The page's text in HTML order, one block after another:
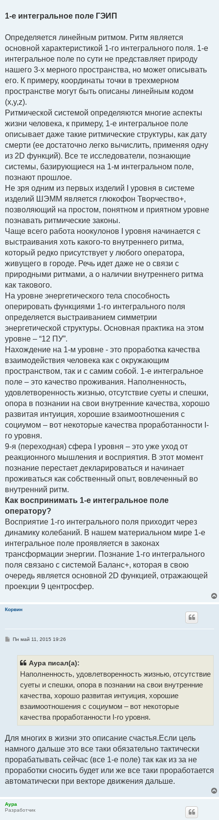
1-е интегральное поле ГЭИП
Определяется линейным ритмом. Ритм является
основной характеристикой 1-го интегрального поля. 1-е
интегральное поле по сути не представляет природу
нашего 3-х мерного пространства, но может описывать
его. К примеру, координаты точки в трехмерном
пространстве могут быть описаны линейным кодом
(x,y,z).
Ритмической системой определяются многие аспекты
жизни человека, к примеру, 1-е интегральное поле
описывает даже такие ритмические структуры, как дату
смерти (ее достаточно легко вычислить, применяя одну
из 2D функций). Все те исследователи, познающие
системы, базирующиеся на 1-м интегральном поле,
познают прошлое.
Не зря одним из первых изделий I уровня в системе
изделий ШЭММ является глюкофон Творчество+,
позволяющий на простом, понятном и приятном уровне
познавать ритмические законы.
Чаще всего работа ноокулонов I уровня начинается с
выстраивания хоть какого-то внутреннего ритма,
который редко присутствует у любого оператора,
живущего в городе. Речь идет даже не о связи с
природными ритмами, а о наличии внутреннего ритма
как такового.
На уровне энергетического тела способность
оперировать функциями 1-го интегрального поля
определяется выстраиванием симметрии
энергетической структуры. Основная практика на этом
уровне – “12 ПУ”.
Нахождение на 1-м уровне - это проработка качества
взаимодействия человека как с окружающим
пространством, так и с самим собой. 1-е интегральное
поле – это качество проживания. Наполненность,
удовлетворенность жизнью, отсутствие суеты и спешки,
опора в познании на свои внутренние качества, хорошо
развитая интуиция, хорошие взаимоотношения с
социумом – вот некоторые качества проработанности I-
го уровня.
9-я (переходная) сфера I уровня – это уже уход от
реакционного мышления и восприятия. В этот момент
познание перестает декларироваться и начинает
проживаться как собственный опыт, вовлеченный во
внутренний ритм.
Как воспринимать 1-е интегральное поле
оператору?
Восприятие 1-го интегрального поля приходит через
динамику колебаний. В нашем материальном мире 1-е
интегральное поле проявляется в законах
трансформации энергии. Познание 1-го интегрального
поля связано с системой Баланс+, которая в свою
очередь является основной 2D функцией, отражающей
проекции 9 центросфер.
Корвин
СПн май 11, 2015 19:26
Аура писал(а):
Наполненность, удовлетворенность жизнью, отсутствие
суеты и спешки, опора в познании на свои внутренние
качества, хорошо развитая интуиция, хорошие
взаимоотношения с социумом – вот некоторые
качества проработанности I-го уровня.
Для многих в жизни это описание счастья.Если цель
намного дальше это все таки обязательно тактически
прорабатывать сейчас (все 1-е поле) так как из за не
проработки сносить будет или же все таки проработается
автоматически при векторе движения дальше.
Аура
Разработчик